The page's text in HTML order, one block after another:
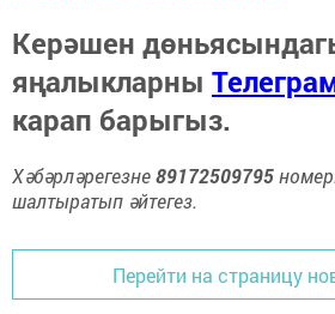
Керәшен
яңалыкларны
карап барыгыз.
Хәбәрләрегезне89172509795
шалтыратып әйтегез.
Перейти на страницу